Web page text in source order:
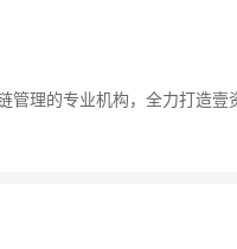
理的专业机构，全力打造壹